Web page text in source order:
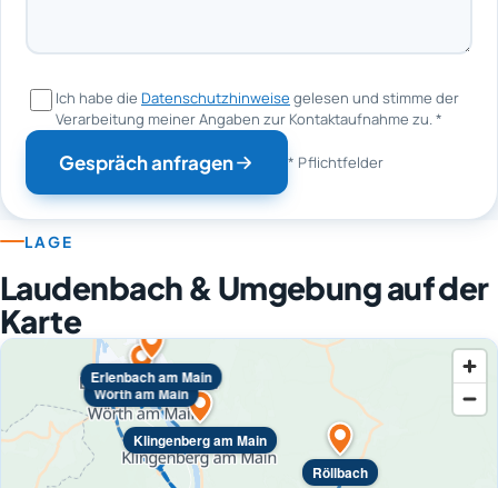
Ich habe die Datenschutzhinweise gelesen und stimme der
Verarbeitung meiner Angaben zur Kontaktaufnahme zu.*
Gespräch anfragen * Pflichtfelder
LAGE
Laudenbach & Umgebung auf der
Karte
Klingenberg am Main
Wörth am Main
Röllbach
Erlenbach am Main